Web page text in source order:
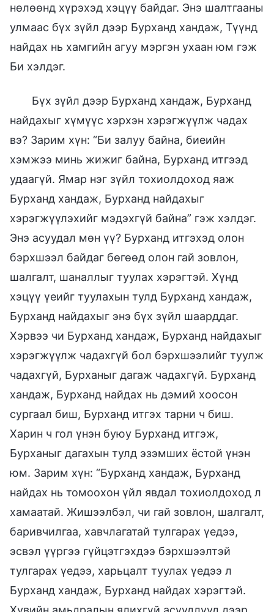
нөлөөнд хүрэхэд хэцүү байдаг. Энэ шалтгааны
улмаас бүх зүйл дээр Бурханд хандаж, Түүнд
найдах нь хамгийн агуу мэргэн ухаан юм гэж
Би хэлдэг.
Бүх зүйл дээр Бурханд хандаж, Бурханд
найдахыг хүмүүс хэрхэн хэрэгжүүлж чадах
вэ? Зарим хүн: “Би залуу байна, биеийн
хэмжээ минь жижиг байна, Бурханд итгээд
удаагүй. Ямар нэг зүйл тохиолдоход яаж
Бурханд хандаж, Бурханд найдахыг
хэрэгжүүлэхийг мэдэхгүй байна” гэж хэлдэг.
Энэ асуудал мөн үү? Бурханд итгэхэд олон
бэрхшээл байдаг бөгөөд олон гай зовлон,
шалгалт, шаналлыг туулах хэрэгтэй. Хүнд
хэцүү үеийг туулахын тулд Бурханд хандаж,
Бурханд найдахыг энэ бүх зүйл шаарддаг.
Хэрвээ чи Бурханд хандаж, Бурханд найдахыг
хэрэгжүүлж чадахгүй бол бэрхшээлийг туулж
чадахгүй, Бурханыг дагаж чадахгүй. Бурханд
хандаж, Бурханд найдах нь дэмий хоосон
сургаал биш, Бурханд итгэх тарни ч биш.
Харин ч гол үнэн буюу Бурханд итгэж,
Бурханыг дагахын тулд эзэмших ёстой үнэн
юм. Зарим хүн: “Бурханд хандаж, Бурханд
найдах нь томоохон үйл явдал тохиолдоход л
хамаатай. Жишээлбэл, чи гай зовлон, шалгалт,
баривчилгаа, хавчлагатай тулгарах үедээ,
эсвэл үүргээ гүйцэтгэхдээ бэрхшээлтэй
тулгарах үедээ, харьцалт туулах үедээ л
Бурханд хандаж, Бурханд найдах хэрэгтэй.